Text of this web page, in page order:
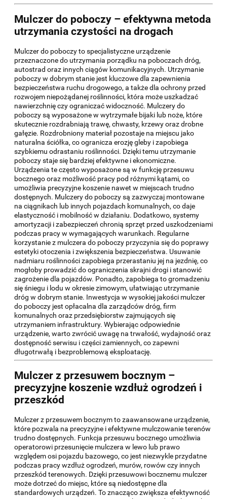
Mulczer do poboczy – efektywna metoda
utrzymania czystości na drogach
Mulczer do poboczy to specjalistyczne urządzenie
przeznaczone do utrzymania porządku na poboczach dróg,
autostrad oraz innych ciągów komunikacyjnych. Utrzymanie
poboczy w dobrym stanie jest kluczowe dla zapewnienia
bezpieczeństwa ruchu drogowego, a także dla ochrony przed
rozwojem niepożądanej roślinności, która może uszkadzać
nawierzchnię czy ograniczać widoczność. Mulczery do
poboczy są wyposażone w wytrzymałe bijaki lub noże, które
skutecznie rozdrabniają trawę, chwasty, krzewy oraz drobne
gałęzie. Rozdrobniony materiał pozostaje na miejscu jako
naturalna ściółka, co ogranicza erozję gleby i zapobiega
szybkiemu odrastaniu roślinności. Dzięki temu utrzymanie
poboczy staje się bardziej efektywne i ekonomiczne.
Urządzenia te często wyposażone są w funkcję przesuwu
bocznego oraz możliwość pracy pod różnymi kątami, co
umożliwia precyzyjne koszenie nawet w miejscach trudno
dostępnych. Mulczery do poboczy są zazwyczaj montowane
na ciągnikach lub innych pojazdach komunalnych, co daje
elastyczność i mobilność w działaniu. Dodatkowo, systemy
amortyzacji i zabezpieczeń chronią sprzęt przed uszkodzeniami
podczas pracy w wymagających warunkach. Regularne
korzystanie z mulczera do poboczy przyczynia się do poprawy
estetyki otoczenia i zwiększenia bezpieczeństwa. Usuwanie
nadmiaru roślinności zapobiega przerastaniu jej na jezdnię, co
mogłoby prowadzić do ograniczenia skrajni drogi i stanowić
zagrożenie dla pojazdów. Ponadto, zapobiega to gromadzeniu
się śniegu i lodu w okresie zimowym, ułatwiając utrzymanie
dróg w dobrym stanie. Inwestycja w wysokiej jakości mulczer
do poboczy jest opłacalna dla zarządców dróg, firm
komunalnych oraz przedsiębiorstw zajmujących się
utrzymaniem infrastruktury. Wybierając odpowiednie
urządzenie, warto zwrócić uwagę na trwałość, wydajność oraz
dostępność serwisu i części zamiennych, co zapewni
długotrwałą i bezproblemową eksploatację.
Mulczer z przesuwem bocznym –
precyzyjne koszenie wzdłuż ogrodzeń i
przeszkód
Mulczer z przesuwem bocznym to zaawansowane urządzenie,
które pozwala na precyzyjne i efektywne mulczowanie terenów
trudno dostępnych. Funkcja przesuwu bocznego umożliwia
operatorowi przesunięcie mulczera w lewo lub prawo
względem osi pojazdu bazowego, co jest niezwykle przydatne
podczas pracy wzdłuż ogrodzeń, murów, rowów czy innych
przeszkód terenowych. Dzięki przesuwowi bocznemu mulczer
może dotrzeć do miejsc, które są niedostępne dla
standardowych urządzeń. To znacząco zwiększa efektywność